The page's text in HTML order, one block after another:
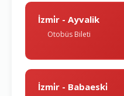
İzmi̇r - Ayvalik
Otobüs Bileti
İzmi̇r - Babaeski̇